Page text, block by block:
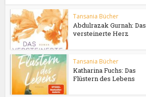
Tansania Bücher
Abdulrazak Gurnah: Das
versteinerte Herz
Tansania Bücher
Katharina Fuchs: Das
Flüstern des Lebens